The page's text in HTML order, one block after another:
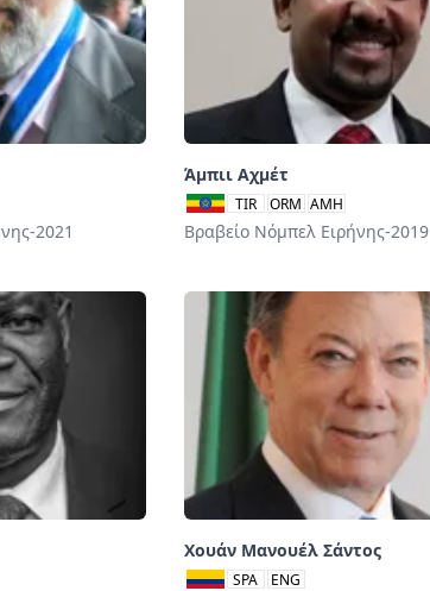
2021
Άμπιι Αχμέτ
TIR ORM AMH
Βραβείο Νόμπελ Ειρήνης-2019
Χουάν Μανουέλ Σάντος
SPA ENG